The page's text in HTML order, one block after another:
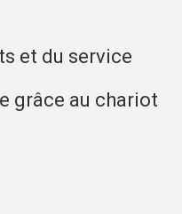
et du service
grâce au chariot